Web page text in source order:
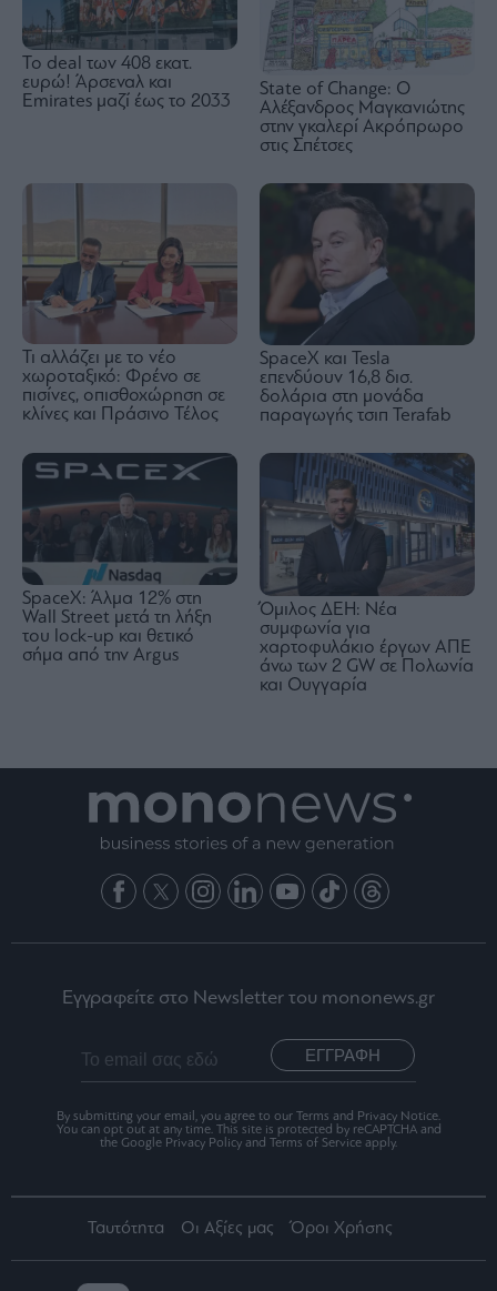
To deal των 408 εκατ.
ευρώ! Άρσεναλ και
Emirates μαζί έως το 2033
State of Change: Ο
Αλέξανδρος Μαγκανιώτης
στην γκαλερί Ακρόπρωρο
στις Σπέτσες
Τι αλλάζει με το νέο
χωροταξικό: Φρένο σε
πισίνες, οπισθοχώρηση σε
κλίνες και Πράσινο Τέλος
SpaceX και Tesla
επενδύουν 16,8 δισ.
δολάρια στη μονάδα
παραγωγής τσιπ Terafab
SpaceX: Άλμα 12% στη
Wall Street μετά τη λήξη
του lock-up και θετικό
σήμα από την Argus
Όμιλος ΔΕΗ: Νέα
συμφωνία για
χαρτοφυλάκιο έργων ΑΠΕ
άνω των 2 GW σε Πολωνία
και Ουγγαρία
Εγγραφείτε στο Newsletter του mononews.gr
ΕΓΓΡΑΦΗ
By submitting your email, you agree to our Terms and Privacy Notice.
You can opt out at any time. This site is protected by reCAPTCHA and
the Google Privacy Policy and Terms of Service apply.
Ταυτότητα Οι Αξίες μας Όροι Χρήσης